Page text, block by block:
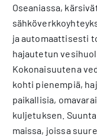
Oseaniassa,
ja automaattisesti
hajautetun
Kokonaisuutena
kohti pienempiä,
paikallisia,
kuljetuksen.
maissa, joissa